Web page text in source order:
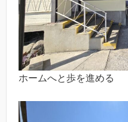
ホームへと歩を進める